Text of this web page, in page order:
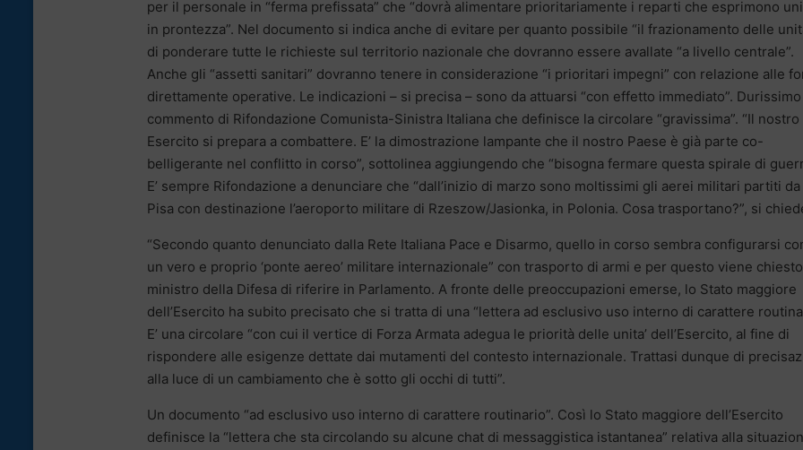
per il personale in “ferma prefissata” che “dovrà alimentare prioritariamente i reparti che esprimono
in prontezza”. Nel documento si indica anche di evitare per quanto possibile “il frazionamento delle
di ponderare tutte le richieste sul territorio nazionale che dovranno essere avallate “a livello centrale”.
Anche gli “assetti sanitari” dovranno tenere in considerazione “i prioritari impegni” con relazione alle
direttamente operative. Le indicazioni – si precisa – sono da attuarsi “con effetto immediato”.
commento di Rifondazione Comunista-Sinistra Italiana che definisce la circolare “gravissima”. “Il nostro
Esercito si prepara a combattere. E’ la dimostrazione lampante che il nostro Paese è già parte co-
belligerante nel conflitto in corso”, sottolinea aggiungendo che “bisogna fermare questa spirale di
E’ sempre Rifondazione a denunciare che “dall’inizio di marzo sono moltissimi gli aerei militari partiti da
Pisa con destinazione l’aeroporto militare di Rzeszow/Jasionka, in Polonia. Cosa trasportano?”, si
“Secondo quanto denunciato dalla Rete Italiana Pace e Disarmo, quello in corso sembra configurarsi
un vero e proprio ‘ponte aereo’ militare internazionale” con trasporto di armi e per questo viene
ministro della Difesa di riferire in Parlamento. A fronte delle preoccupazioni emerse, lo Stato maggiore
dell’Esercito ha subito precisato che si tratta di una “lettera ad esclusivo uso interno di carattere
E’ una circolare “con cui il vertice di Forza Armata adegua le priorità delle unita’ dell’Esercito, al fine di
rispondere alle esigenze dettate dai mutamenti del contesto internazionale. Trattasi dunque di
alla luce di un cambiamento che è sotto gli occhi di tutti”.
Un documento “ad esclusivo uso interno di carattere routinario”. Così lo Stato maggiore dell’Esercito
definisce la “lettera che sta circolando su alcune chat di messaggistica istantanea” relativa alla